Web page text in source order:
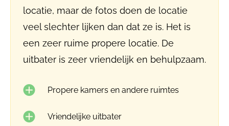
locatie, maar de fotos doen de locatie
veel slechter lijken dan dat ze is. Het is
een zeer ruime propere locatie. De
uitbater is zeer vriendelijk en behulpzaam.
Propere kamers en andere ruimtes
Vriendelijke uitbater